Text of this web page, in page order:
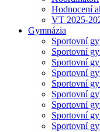
Hodnocení
VT 2025-
Gymnázia
Sportovní
Sportovní
Sportovní
Sportovní
Sportovní
Sportovní
Sportovní
Sportovní
Sportovní